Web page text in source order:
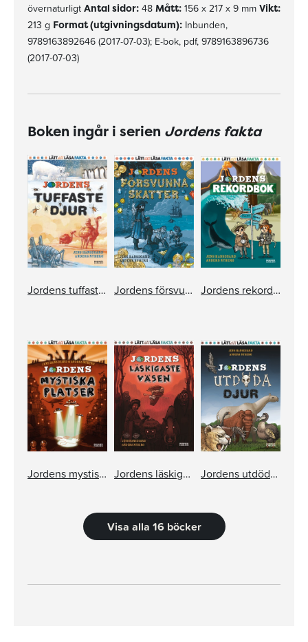
övernaturligt Antal sidor: 48 Mått: 156 x 217 x 9 mm Vikt:
213 g Format (utgivningsdatum): Inbunden,
9789163892646 (2017-07-03); E-bok, pdf, 9789163896736
(2017-07-03)
Boken ingår i serien Jordens fakta
Jordens tuffaste djur Jordens försvunna skatter Jordens rekordbok
Jordens mystiska platser Jordens läskigaste väsen Jordens utdöda djur
Visa alla 16 böcker